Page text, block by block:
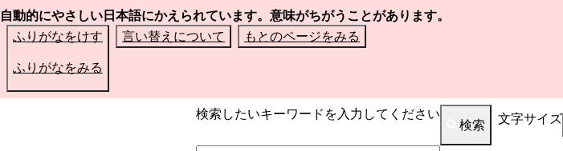
自動的にやさしい日本語にかえられています。意味がちがうことがあります。
ふりがなをけす
ふりがなをみる
言い替えについて もとのページをみる
検索したいキーワードを入力してください
検索 文字サイズ